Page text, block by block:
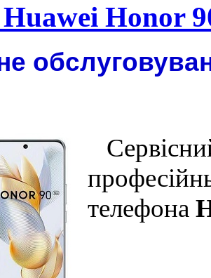
Honor
телефона